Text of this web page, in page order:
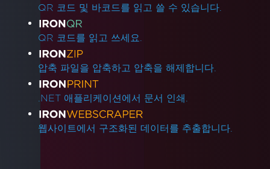
QR 코드 및 바코드를 읽고 쓸 수 있습니다.
QR 코드를 읽고 쓰세요.
압축 파일을 압축하고 압축을 해제합니다.
.NET 애플리케이션에서 문서 인쇄.
웹사이트에서 구조화된 데이터를 추출합니다.